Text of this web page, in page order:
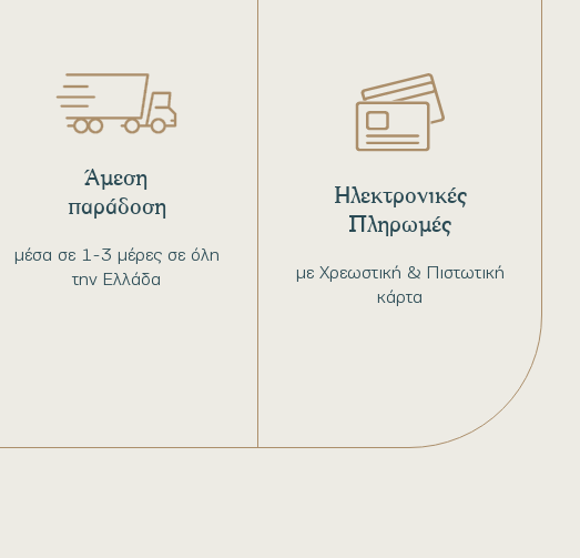
μέσα σε 1-3 μέρες σε όλη
την Ελλάδα
Άμεση
παράδοση
με Χρεωστική & Πιστωτική
κάρτα
Ηλεκτρονικές
Πληρωμές